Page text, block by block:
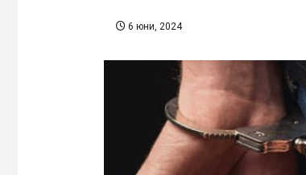
6 юни, 2024